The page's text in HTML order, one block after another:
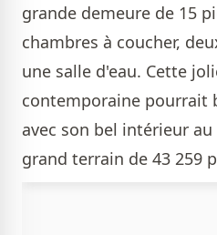
grande demeure de 15
chambres à coucher,
une salle d'eau. Cette
contemporaine pourrait
avec son bel intérieur
grand terrain de 43 259